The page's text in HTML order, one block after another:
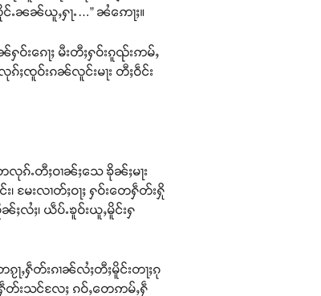
ၼၼ်ယူႇႁႃႉ…” ၼႆဢေႃႈ။
ဝ်းၵေႃႈ မီးတီႈႁဝ်းၵူၺ်းဢမ်ႇ
ၵ်ႈၸူဝ်းၵၼ်လူင်းမႃး တီႈဝဵင်း
လုၵ်ႉတီႈဝၢၼ်ႈသေ ၶိုၼ်ႈမႃး
၊ မႄးလၢတ်ႈဝႃႈ ႁဝ်းတေႁဵတ်းႁို
ႈလႆႈ၊ ယဵပ်ႉၶူဝ်းယူႇမိူင်းႁ
ႃႇႁဵတ်းၵၢၼ်လႆႈတီႈမိူင်းတႃႈၵု
ႁဵတ်းသင်လႄႈ ၵဝ်ႇတေဢမ်ႇႁဵ